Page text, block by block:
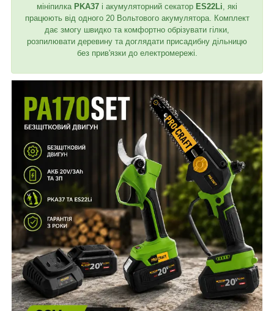
мініпилка PKA37 і акумуляторний секатор ES22Li , які
працюють від одного 20 Вольтового акумулятора. Комплект
дає змогу швидко та комфортно обрізувати гілки,
розпилювати деревину та доглядати присадибну дільницю
без прив'язки до електромережі.